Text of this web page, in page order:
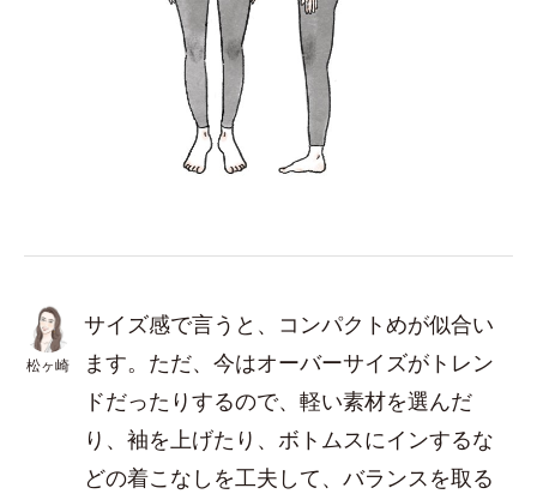
松ヶ崎
サイズ感で言うと、コンパクトめが似合い
ます。ただ、今はオーバーサイズがトレン
ドだったりするので、軽い素材を選んだ
り、袖を上げたり、ボトムスにインするな
どの着こなしを工夫して、バランスを取る